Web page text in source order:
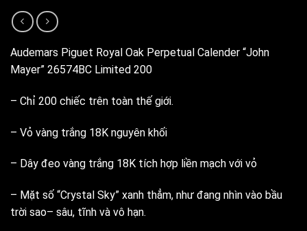
Audemars Piguet Royal Oak Perpetual Calender “John
Mayer” 26574BC Limited 200
– Chỉ 200 chiếc trên toàn thế giới.
– Vỏ vàng trắng 18K nguyên khối
– Dây đeo vàng trắng 18K tích hợp liền mạch với vỏ
– Mặt số “Crystal Sky” xanh thẳm, như đang nhìn vào bầu
trời sao– sâu, tĩnh và vô hạn.